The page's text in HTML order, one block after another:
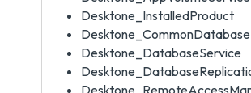
Desktone_InstalledProduct
Desktone_CommonDatabase
Desktone_DatabaseService